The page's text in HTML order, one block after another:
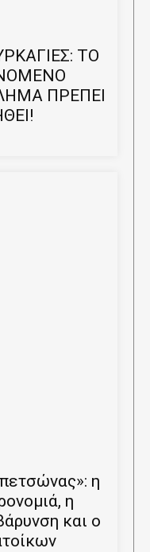
ΤΟ
ΠΡΕΠΕΙ
η
η
και ο